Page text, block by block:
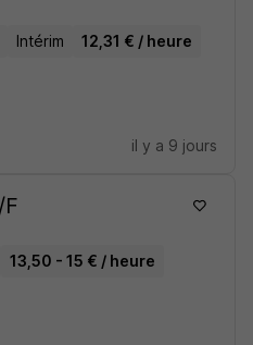
Intérim
12,31 € / heure
il y a 9 jours
13,50 - 15 € / heure